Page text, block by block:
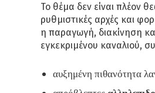
Το θέμα δεν είναι πλέον
ρυθμιστικές αρχές και
η παραγωγή, διακίνηση
εγκεκριμένου καναλιού,
αυξημένη πιθανότητα